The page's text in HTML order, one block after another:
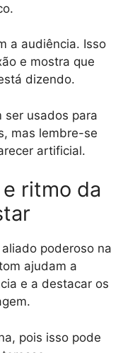
a audiência. Isso
e mostra que
dizendo.
ser usados para
mas lembre-se
artificial.
ritmo da
poderoso na
ajudam a
e a destacar os
pois isso pode